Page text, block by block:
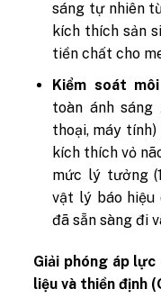
sáng tự nhiên
kích thích sản
tiền chất cho
Kiểm soát
toàn ánh
thoại, máy
kích thích vỏ
mức lý tưởng
vật lý báo hiệu
đã sẵn sàng đi
Giải phóng áp
liệu và thiền định